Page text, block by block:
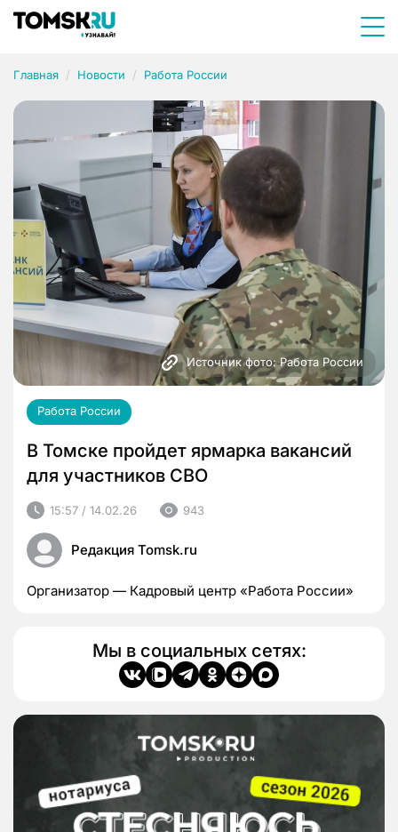
Главная Новости Работа России
Источник фото: Работа России
Работа России
В Томске пройдет ярмарка вакансий
для участников СВО
15:57 / 14.02.26 943
Редакция Tomsk.ru
Организатор — Кадровый центр «Работа России»
Мы в социальных сетях: